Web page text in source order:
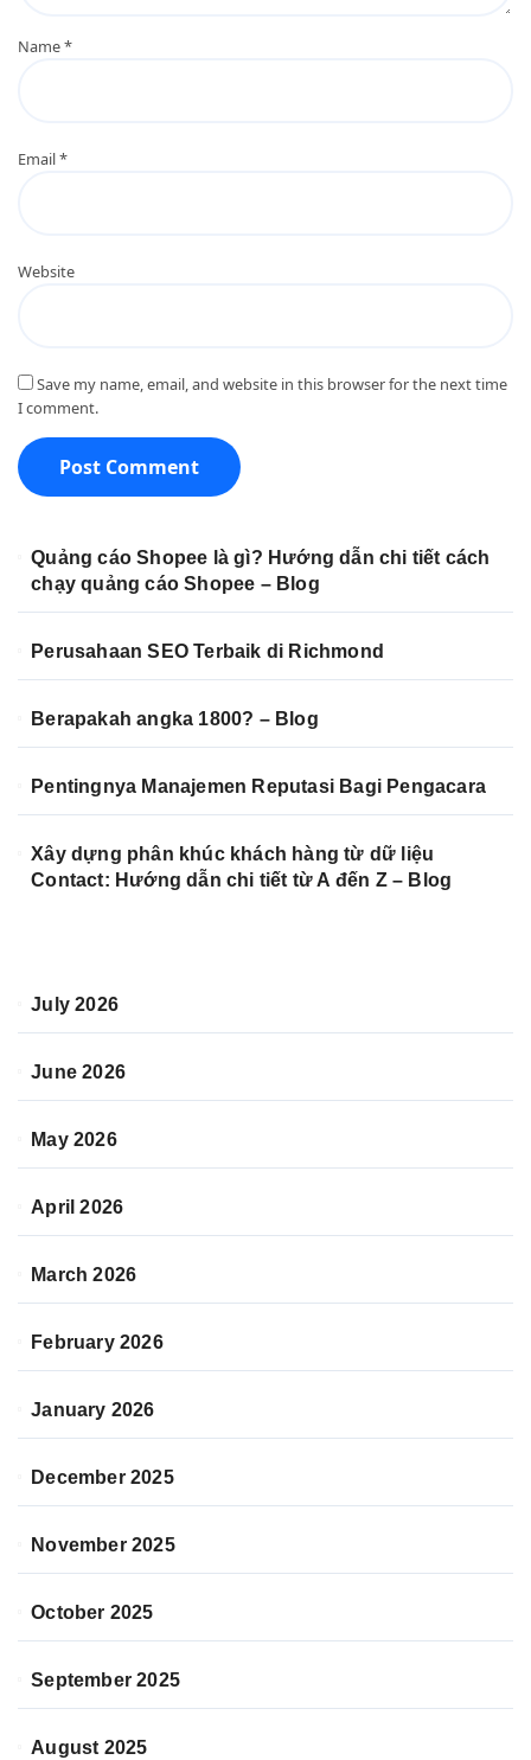
Name*
Email*
Website
Save my name, email, and website in this browser for the next time
I comment.
Quảng cáo Shopee là gì? Hướng dẫn chi tiết cách
chạy quảng cáo Shopee – Blog
Perusahaan SEO Terbaik di Richmond
Berapakah angka 1800? – Blog
Pentingnya Manajemen Reputasi Bagi Pengacara
Xây dựng phân khúc khách hàng từ dữ liệu
Contact: Hướng dẫn chi tiết từ A đến Z – Blog
July 2026
June 2026
May 2026
April 2026
March 2026
February 2026
January 2026
December 2025
November 2025
October 2025
September 2025
August 2025